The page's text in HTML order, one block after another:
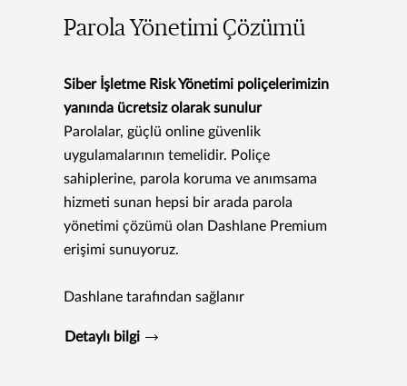
Parola Yönetimi Çözümü
Siber İşletme Risk Yönetimi poliçelerimizin
yanında ücretsiz olarak sunulur
Parolalar, güçlü online güvenlik
uygulamalarının temelidir. Poliçe
sahiplerine, parola koruma ve anımsama
hizmeti sunan hepsi bir arada parola
yönetimi çözümü olan Dashlane Premium
erişimi sunuyoruz.
Dashlane tarafından sağlanır
Detaylı bilgi